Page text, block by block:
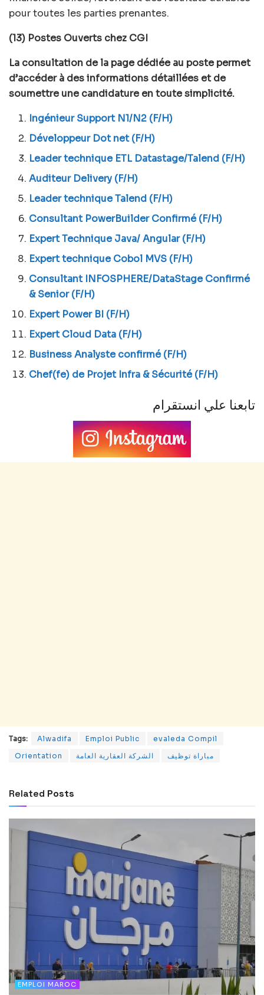
pour toutes les parties prenantes.
(13) Postes Ouverts chez CGI
La consultation de la page dédiée au poste permet
d’accéder à des informations détaillées et de
soumettre une candidature en toute simplicité.
Ingénieur Support N1/N2 (F/H)
Développeur Dot net (F/H)
Leader technique ETL Datastage/Talend (F/H)
Auditeur Delivery (F/H)
Leader technique Talend (F/H)
Consultant PowerBuilder Confirmé (F/H)
Expert Technique Java/ Angular (F/H)
Expert technique Cobol MVS (F/H)
Consultant INFOSPHERE/DataStage Confirmé
& Senior (F/H)
Expert Power BI (F/H)
Expert Cloud Data (F/H)
Business Analyste confirmé (F/H)
Chef(fe) de Projet Infra & Sécurité (F/H)
تابعنا علي انستقرام
Tags: Alwadifa Emploi Public
evaleda Compil
Orientation
الشركة العقارية العامة مباراة توظيف
Related Posts
EMPLOI MAROC